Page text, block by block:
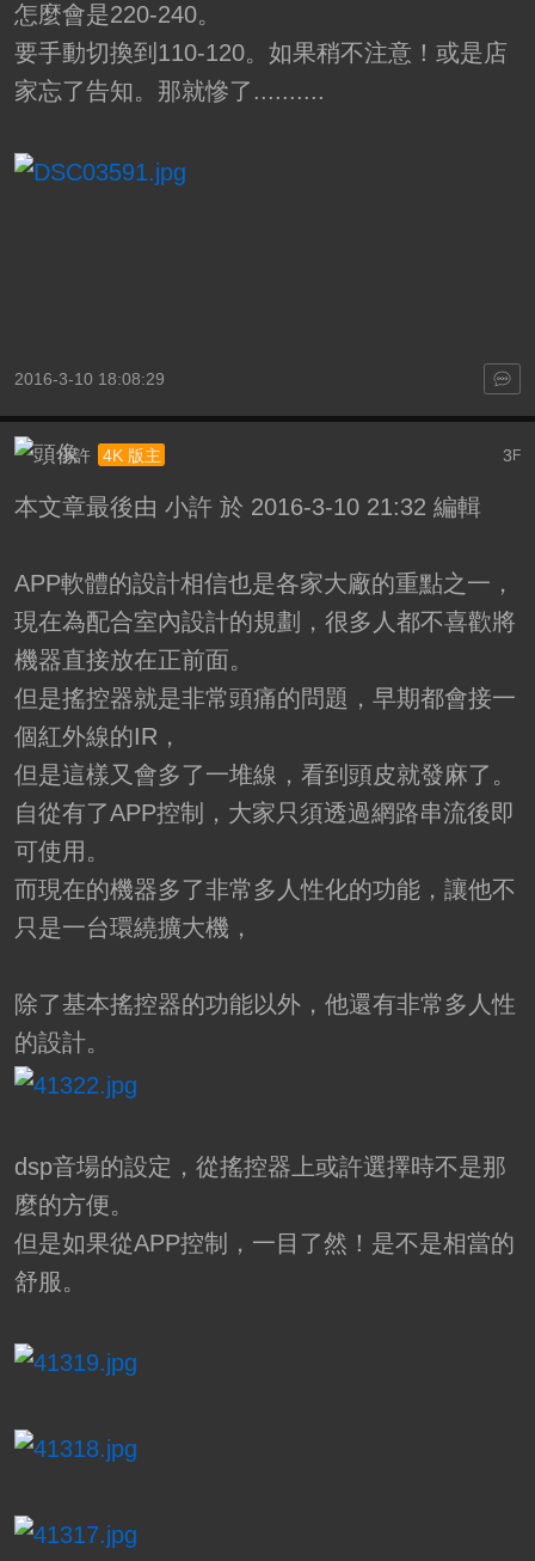
怎麼會是220-240。
要手動切換到110-120。如果稍不注意！或是店
家忘了告知。那就慘了..........
2016-3-10 18:08:29
3F
小許 4K 版主
本文章最後由 小許 於 2016-3-10 21:32 編輯
APP軟體的設計相信也是各家大廠的重點之一，
現在為配合室內設計的規劃，很多人都不喜歡將
機器直接放在正前面。
但是搖控器就是非常頭痛的問題，早期都會接一
個紅外線的IR，
但是這樣又會多了一堆線，看到頭皮就發麻了。
自從有了APP控制，大家只須透過網路串流後即
可使用。
而現在的機器多了非常多人性化的功能，讓他不
只是一台環繞擴大機，
除了基本搖控器的功能以外，他還有非常多人性
的設計。
dsp音場的設定，從搖控器上或許選擇時不是那
麼的方便。
但是如果從APP控制，一目了然！是不是相當的
舒服。